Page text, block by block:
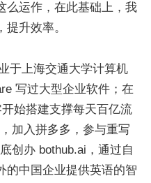
么运作，在此基础上，我
升效率。
于上海交通大学计算机
写过大型企业软件；在
始搭建支撑每天百亿流
加入拼多多，参与重写
创办 bothub.ai，通过自
的中国企业提供英语的智